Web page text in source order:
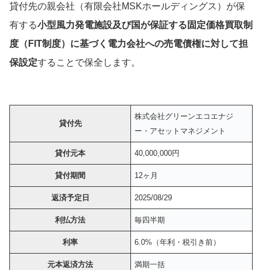
貸付先の親会社（有限会社MSKホールディングス）が保
有する小型風力発電施設及び国が保証する固定価格買取制
度（FIT制度）に基づく電力会社への売電債権に対して担
保設定することで保全します。
貸付先
株式会社グリーンエコエナジ
ー・アセットマネジメント
貸付元本 40,000,000円
貸付期間 12ヶ月
返済予定日 2025/08/29
利払方法 毎四半期
利率 6.0%（年利・税引き前）
元本返済方法 満期一括